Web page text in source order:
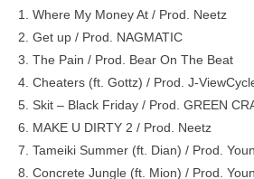
1. Where My Money At / Prod. Neetz
2. Get up / Prod. NAGMATIC
3. The Pain / Prod. Bear On The Beat
4. Cheaters (ft. Gottz) / Prod. J-
5. Skit – Black Friday / Prod. GREEN
6. MAKE U DIRTY 2 / Prod. Neetz
7. Tameiki Summer (ft. Dian) / Prod.
8. Concrete Jungle (ft. Mion) / Prod.